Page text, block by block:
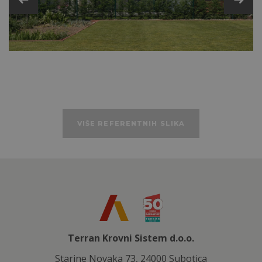
Tehničke podatke
VIŠE REFERENTNIH SLIKA
Terran Krovni Sistem d.o.o.
Starine Novaka 73, 24000 Subotica